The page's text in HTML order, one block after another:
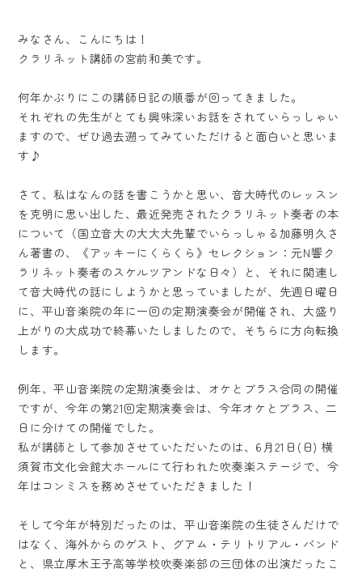
みなさん、こんにちは！
クラリネット講師の宮前和美です。
何年かぶりにこの講師日記の順番が回ってきました。
それぞれの先生がとても興味深いお話をされていらっしゃい
ますので、ぜひ過去遡ってみていただけると面白いと思いま
す♪
さて、私はなんの話を書こうかと思い、音大時代のレッスン
を克明に思い出した、最近発売されたクラリネット奏者の本
について（国立音大の大大大先輩でいらっしゃる加藤明久さ
ん著書の、《アッキーにくらくら》セレクション：元N響ク
ラリネット奏者のスケルツアンドな日々）と、それに関連し
て音大時代の話にしようかと思っていましたが、先週日曜日
に、平山音楽院の年に一回の定期演奏会が開催され、大盛り
上がりの大成功で終幕いたしましたので、そちらに方向転換
します。
例年、平山音楽院の定期演奏会は、オケとブラス合同の開催
ですが、今年の第21回定期演奏会は、今年オケとブラス、二
日に分けての開催でした。
私が講師として参加させていただいたのは、6月21日(日) 横
須賀市文化会館大ホールにて行われた吹奏楽ステージで、今
年はコンミスを務めさせていただきました！
そして今年が特別だったのは、平山音楽院の生徒さんだけで
はなく、海外からのゲスト、グアム・テリトリアル・バンド
と、県立厚木王子高等学校吹奏楽部の三団体の出演だったこ